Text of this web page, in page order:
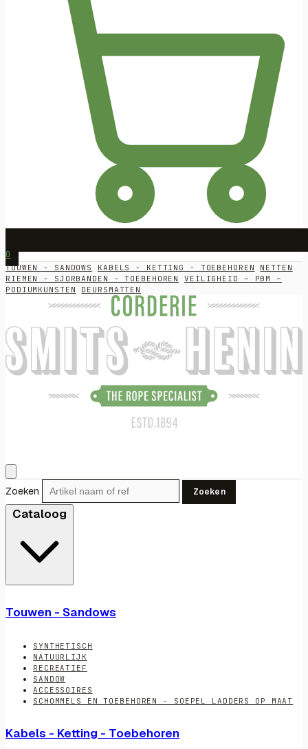
0
TOUWEN - SANDOWS KABELS - KETTING - TOEBEHOREN
NETTEN
RIEMEN - SJORBANDEN - TOEBEHOREN
VEILIGHEID – PBM –
PODIUMKUNSTEN
DEURSMATTEN
Zoeken Zoeken
Cataloog
Touwen - Sandows
SYNTHETISCH
NATUURLIJK
RECREATIEF
SANDOW
ACCESSOIRES
SCHOMMELS EN TOEBEHOREN - SOEPEL LADDERS OP MAAT
Kabels - Ketting - Toebehoren